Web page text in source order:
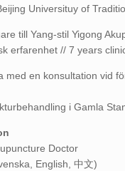
Universituy of
till Yang-stil Yigong
erfarenhet // 7 years
med en konsultation vid
i Gamla
Doctor
English, 中文)